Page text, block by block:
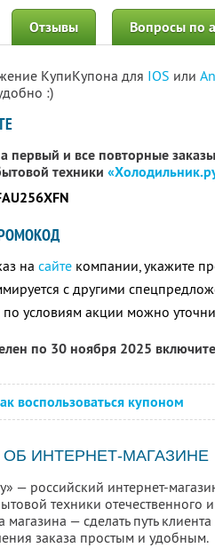
Отзывы Вопросы по
КупиКупона для IOS или
:)
первый и все повторные
техники
на сайте компании, укажите
с другими
условиям акции можно
по 30 ноября 2025
воспользоваться купоном
ИНТЕРНЕТ-МАГАЗИНЕ
— российский интернет-
техники отечественного
магазина — сделать путь
заказа простым и удобным.